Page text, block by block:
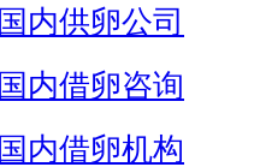
国内供卵公司
国内借卵咨询
国内借卵机构